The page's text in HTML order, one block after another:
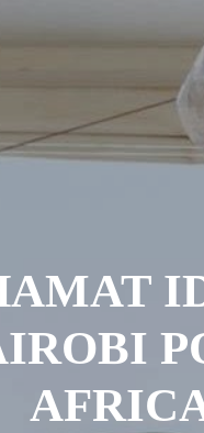
honorer son ancien leader
de création des
en Afrique de l’Ouest et du
un dividende ni une quelconque